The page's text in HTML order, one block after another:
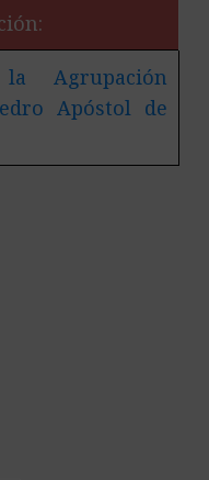
Agrupación
Apóstol de